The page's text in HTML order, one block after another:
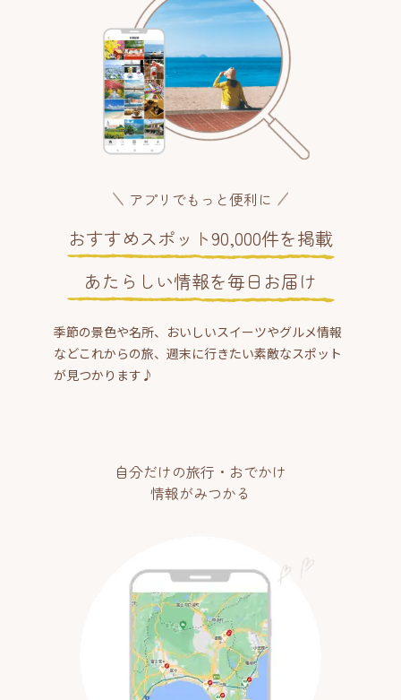
アプリでもっと便利に
おすすめスポット90,000件を掲載
あたらしい情報を毎日お届け
季節の景色や名所、おいしいスイーツやグルメ情報
などこれからの旅、週末に行きたい素敵なスポット
が見つかります♪
自分だけの旅行・おでかけ
情報がみつかる